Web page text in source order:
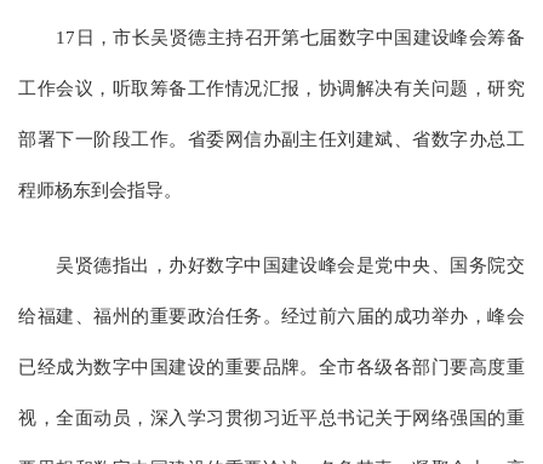
17日，市长吴贤德主持召开第七届数字中国建设峰会筹备
工作会议，听取筹备工作情况汇报，协调解决有关问题，研究
部署下一阶段工作。省委网信办副主任刘建斌、省数字办总工
程师杨东到会指导。
吴贤德指出，办好数字中国建设峰会是党中央、国务院交
给福建、福州的重要政治任务。经过前六届的成功举办，峰会
已经成为数字中国建设的重要品牌。全市各级各部门要高度重
视，全面动员，深入学习贯彻习近平总书记关于网络强国的重